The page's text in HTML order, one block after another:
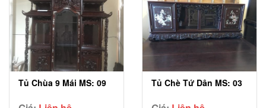
Tủ Chùa 9 Mái MS: 09 Tủ Chè Tứ Dân MS: 03